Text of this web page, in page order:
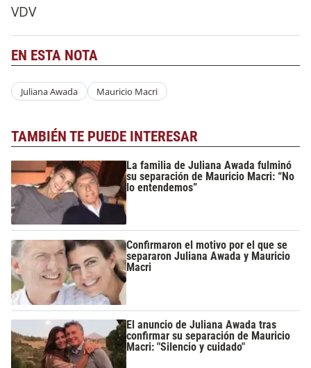
VDV
EN ESTA NOTA
Juliana Awada Mauricio Macri
TAMBIÉN TE PUEDE INTERESAR
La familia de Juliana Awada fulminó
su separación de Mauricio Macri: “No
lo entendemos”
Confirmaron el motivo por el que se
separaron Juliana Awada y Mauricio
Macri
El anuncio de Juliana Awada tras
confirmar su separación de Mauricio
Macri: "Silencio y cuidado"